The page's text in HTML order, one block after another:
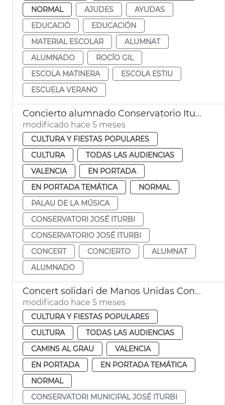
NORMAL
AJUDES
AYUDAS
EDUCACIÓ
EDUCACIÓN
MATERIAL ESCOLAR
ALUMNAT
ALUMNADO
ROCÍO GIL
ESCOLA MATINERA
ESCOLA ESTIU
ESCUELA VERANO
Concierto alumnado Conservatorio Iturbi en el Palau de la Música de València
modificado hace 5 meses
CULTURA Y FIESTAS POPULARES
CULTURA
TODAS LAS AUDIENCIAS
VALENCIA
EN PORTADA
EN PORTADA TEMÁTICA
NORMAL
PALAU DE LA MÚSICA
CONSERVATORI JOSÉ ITURBI
CONSERVATORIO JOSÉ ITURBI
CONCERT
CONCIERTO
ALUMNAT
ALUMNADO
Concert solidari de Manos Unidas Conservatori Municipal València
modificado hace 5 meses
CULTURA Y FIESTAS POPULARES
CULTURA
TODAS LAS AUDIENCIAS
CAMINS AL GRAU
VALENCIA
EN PORTADA
EN PORTADA TEMÁTICA
NORMAL
CONSERVATORI MUNICIPAL JOSÉ ITURBI